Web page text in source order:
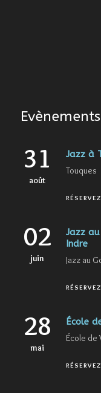
Evènements
31
août
Jazz à
Touques
02
juin
Jazz
Indre
Jazz au
28
mai
École
École de